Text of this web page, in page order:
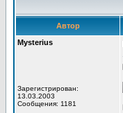
Автор
Mysterius
Зарегистрирован:
13.03.2003
Сообщения: 1181